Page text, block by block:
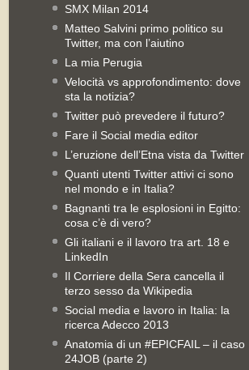
SMX Milan 2014
Matteo Salvini primo politico su
Twitter, ma con l’aiutino
La mia Perugia
Velocità vs approfondimento: dove
sta la notizia?
Twitter può prevedere il futuro?
Fare il Social media editor
L’eruzione dell’Etna vista da Twitter
Quanti utenti Twitter attivi ci sono
nel mondo e in Italia?
Bagnanti tra le esplosioni in Egitto:
cosa c’è di vero?
Gli italiani e il lavoro tra art. 18 e
LinkedIn
Il Corriere della Sera cancella il
terzo sesso da Wikipedia
Social media e lavoro in Italia: la
ricerca Adecco 2013
Anatomia di un #EPICFAIL – il caso
24JOB (parte 2)